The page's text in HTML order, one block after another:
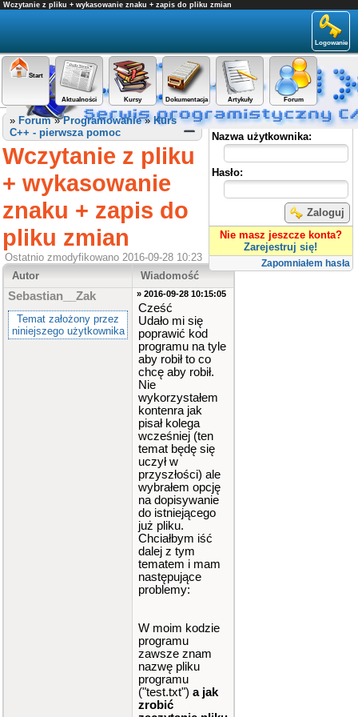
Wczytanie z pliku + wykasowanie znaku + zapis do pliku zmian
Logowanie
Start
Aktualności Kursy Dokumentacja Artykuły Forum
Panel użytkownika
Nazwa użytkownika:
Hasło:
Zaloguj
Nie masz jeszcze konta?
Zarejestruj się!
Zapomniałem hasła
» Forum»Programowanie» Kurs
C++ - pierwsza pomoc
Wczytanie z pliku
+ wykasowanie
znaku + zapis do
pliku zmian
Ostatnio zmodyfikowano 2016-09-28 10:23
Autor
Wiadomość
Sebastian__Zak
Temat założony przez
niniejszego użytkownika
» 2016-09-28 10:15:05
Cześć
Udało mi się
poprawić kod
programu na tyle
aby robił to co
chcę aby robił.
Nie
wykorzystałem
kontenra jak
pisał kolega
wcześniej (ten
temat będę się
uczył w
przyszłości) ale
wybrałem opcję
na dopisywanie
do istniejącego
już pliku.
Chciałbym iść
dalej z tym
tematem i mam
następujące
problemy:
W moim kodzie
programu
zawsze znam
nazwę pliku
programu
("test.txt") a jak
zrobić